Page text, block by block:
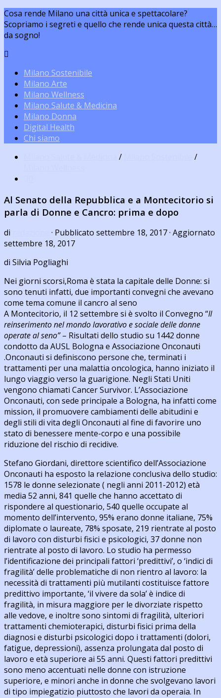
Cosa rende Milano una città unica e spettacolare?
Scopriamo i segreti e quello che rende unica questa città…
da sogno!
Milano Sostenibile
Milano Arte
Milano Wellness
Milano Salute & Medicina
Milano Donna
Digital Health
Chi siamo
/
/
Al Senato della Repubblica e a Montecitorio si
parla di Donne e Cancro: prima e dopo
di · Pubblicato settembre 18, 2017· Aggiornato
settembre 18, 2017
di Silvia Pogliaghi
Nei giorni scorsi,Roma è stata la capitale delle Donne: si
sono tenuti infatti, due importanti convegni che avevano
come tema comune il cancro al seno
A Montecitorio, il 12 settembre si è svolto il Convegno “Il
reinserimento nel mondo lavorativo e sociale delle donne
operate al seno”– Risultati dello studio su 1442 donne
condotto da AUSL Bologna e Associazione Onconauti
.Onconauti si definiscono persone che, terminati i
trattamenti per una malattia oncologica, hanno iniziato il
lungo viaggio verso la guarigione. Negli Stati Uniti
vengono chiamati Cancer Survivor. L’Associazione
Onconauti, con sede principale a Bologna, ha infatti come
mission, il promuovere cambiamenti delle abitudini e
degli stili di vita degli Onconauti al fine di favorire uno
stato di benessere mente-corpo e una possibile
riduzione del rischio di recidive.
Stefano Giordani, direttore scientifico dell’Associazione
Onconauti ha esposto la relazione conclusiva dello studio:
1578 le donne selezionate ( negli anni 2011-2012) età
media 52 anni, 841 quelle che hanno accettato di
rispondere al questionario, 540 quelle occupate al
momento dell’intervento, 95% erano donne italiane, 75%
diplomate o laureate, 78% sposate, 219 rientrate al posto
di lavoro con disturbi fisici e psicologici, 37 donne non
rientrate al posto di lavoro. Lo studio ha permesso
l’identificazione dei principali fattori ‘predittivi’, o ‘indici di
fragilità’ delle problematiche di non rientro al lavoro: la
necessità di trattamenti più mutilanti costituisce fattore
predittivo importante, ‘il vivere da sola’ è indice di
fragilità, in misura maggiore per le divorziate rispetto
alle vedove, e inoltre sono sintomi di fragilità, ulteriori
trattamenti chemioterapici, disturbi fisici prima della
diagnosi e disturbi psicologici dopo i trattamenti (dolori,
fatigue, depressioni), assenza prolungata dal posto di
lavoro e età superiore ai 55 anni. Questi fattori predittivi
sono meno accentuati nelle donne con istruzione
superiore, e minori anche in donne che svolgevano lavori
di tipo impiegatizio piuttosto che lavori da operaia. In